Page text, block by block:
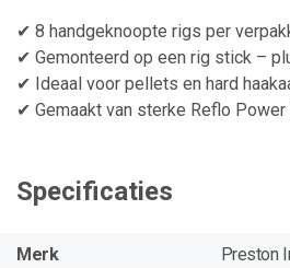
✔ 8 handgeknoopte rigs per
✔ Gemonteerd op een rig stick –
✔ Ideaal voor pellets en hard
✔ Gemaakt van sterke Reflo Power
Specificaties
Merk Preston